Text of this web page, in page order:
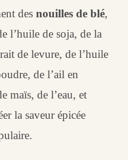
desnouilles de blé,
l’huile de soja, de la
de levure, de l’huile
de l’ail en
maïs, de l’eau, et
la saveur épicée